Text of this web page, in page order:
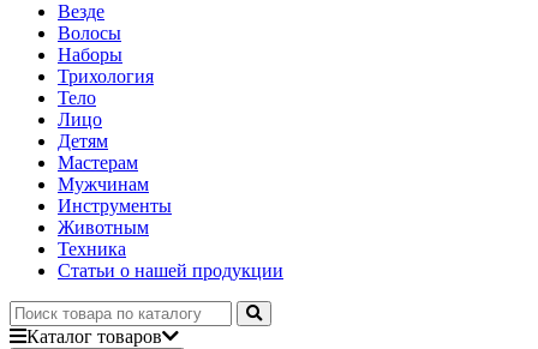
Везде
Волосы
Наборы
Трихология
Тело
Лицо
Детям
Мастерам
Мужчинам
Инструменты
Животным
Техника
Статьи о нашей продукции
Каталог товаров